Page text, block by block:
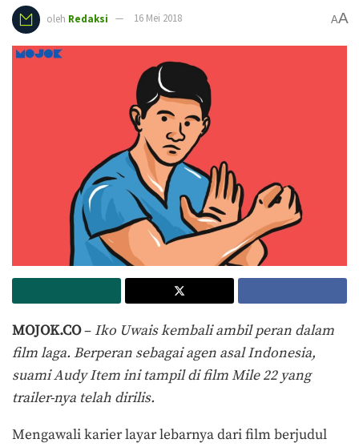
oleh Redaksi 16 Mei 2018 AA
MOJOK.CO– Iko Uwais kembali ambil peran dalam
film laga. Berperan sebagai agen asal Indonesia,
suami Audy Item ini tampil di film Mile 22 yang
trailer-nya telah dirilis.
Mengawali karier layar lebarnya dari film berjudul